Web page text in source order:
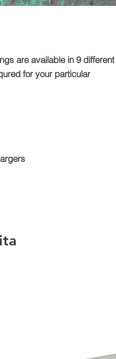
are available in 9 different
for your particular